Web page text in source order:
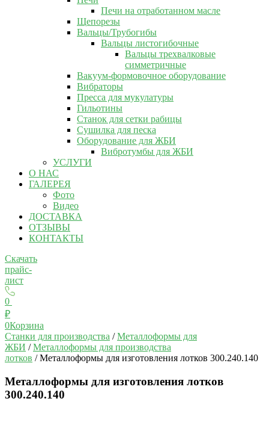
Печи на отработанном масле
Щепорезы
Вальцы/Трубогибы
Вальцы листогибочные
Вальцы трехвалковые
симметричные
Вакуум-формовочное оборудование
Вибраторы
Пресса для мукулатуры
Гильотины
Станок для сетки рабицы
Сушилка для песка
Оборудование для ЖБИ
Вибротумбы для ЖБИ
УСЛУГИ
О НАС
ГАЛЕРЕЯ
Фото
Видео
ДОСТАВКА
ОТЗЫВЫ
КОНТАКТЫ
Скачать
прайс-
лист
0
₽
0Корзина
Станки для производства /Металлоформы для
ЖБИ /Металлоформы для производства
лотков / Металлоформы для изготовления лотков 300.240.140
Металлоформы для изготовления лотков
300.240.140